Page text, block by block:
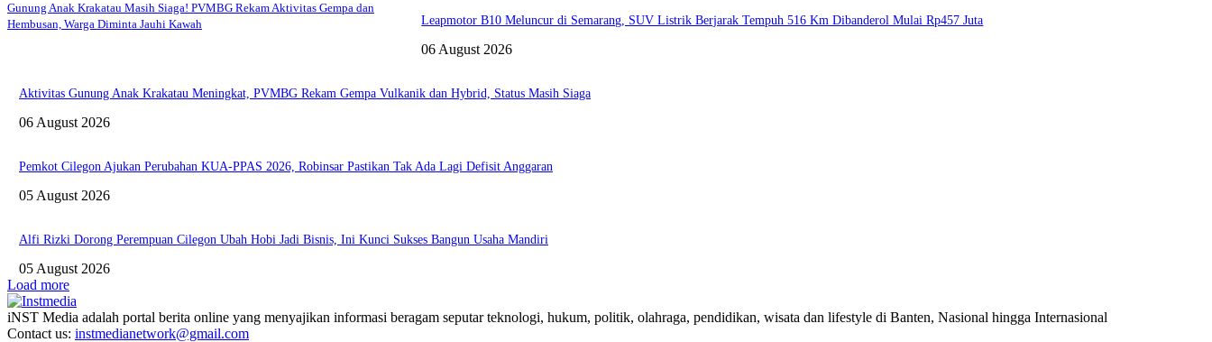
Gunung Anak Krakatau Masih Siaga! PVMBG Rekam Aktivitas Gempa dan
Hembusan, Warga Diminta Jauhi Kawah
Leapmotor B10 Meluncur di Semarang, SUV Listrik Berjarak Tempuh 516 Km Dibanderol Mulai Rp457 Juta
06 August 2026
Aktivitas Gunung Anak Krakatau Meningkat, PVMBG Rekam Gempa Vulkanik dan Hybrid, Status Masih Siaga
06 August 2026
Pemkot Cilegon Ajukan Perubahan KUA-PPAS 2026, Robinsar Pastikan Tak Ada Lagi Defisit Anggaran
05 August 2026
Alfi Rizki Dorong Perempuan Cilegon Ubah Hobi Jadi Bisnis, Ini Kunci Sukses Bangun Usaha Mandiri
05 August 2026
Load more
iNST Media adalah portal berita online yang menyajikan informasi beragam seputar teknologi, hukum, politik, olahraga, pendidikan, wisata dan lifestyle di Banten, Nasional hingga Internasional
Contact us: instmedianetwork@gmail.com